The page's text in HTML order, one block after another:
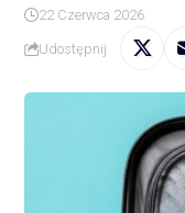
22 Czerwca 2026
Udostępnij